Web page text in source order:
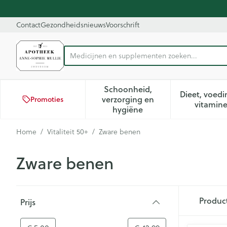
ContactGezondheidsnieuwsVoorschrift
Product, merk, categorie...
Medici
Promoties
Schoonheid,
verzorging en
hygiëneToon submenu voor
Dieet,
Home / Vitaliteit 50+ / Zware benen
Zware benen
Prijs